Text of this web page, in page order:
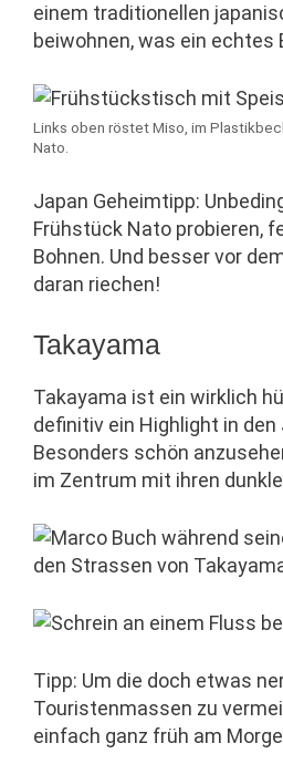
einem traditionellen
beiwohnen, was ein echtes
Links oben röstet Miso, im
Nato.
Japan Geheimtipp:
Frühstück Nato probieren,
Bohnen. Und besser vor
daran riechen!
Takayama
Takayama ist ein wirklich
definitiv ein Highlight in
Besonders schön
im Zentrum mit ihren
Tipp: Um die doch etwas
Touristenmassen zu
einfach ganz früh am